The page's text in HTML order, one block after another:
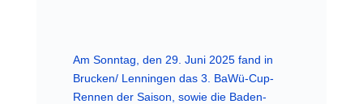
Am Sonntag, den 29. Juni 2025 fand in
Brucken/ Lenningen das 3. BaWü-Cup-
Rennen der Saison, sowie die Baden-